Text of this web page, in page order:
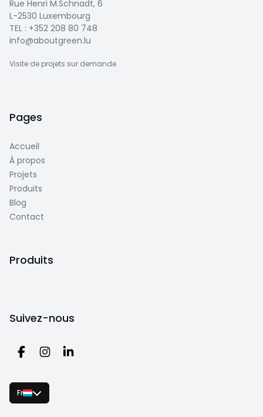
Rue Henri M.Schnadt, 6
L-2530 Luxembourg
TEL : +352 208 80 748
info@aboutgreen.lu
Visite de projets sur demande
Pages
Accueil
À propos
Projets
Produits
Blog
Contact
Produits
Suivez-nous
Fr